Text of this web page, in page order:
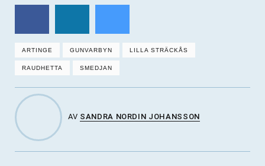
ARTINGE GUNVARBYN LILLA STRÄCKÅS
RAUDHETTA SMEDJAN
AV SANDRA NORDIN JOHANSSON